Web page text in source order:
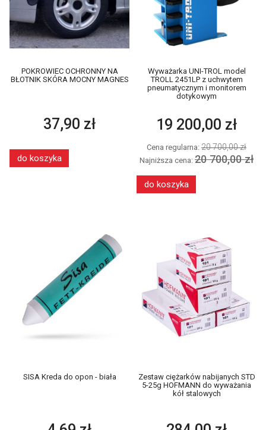
POKROWIEC OCHRONNY NA
BŁOTNIK SKÓRA MOCNY MAGNES
37,90 zł
do koszyka
Wyważarka UNI-TROL model
TROLL 2451LP z uchwytem
pneumatycznym i monitorem
dotykowym
19 200,00 zł
Cena regularna: 20 700,00 zł
Najniższa cena: 20 700,00 zł
do koszyka
SISA Kreda do opon - biała
Zestaw ciężarków nabijanych STD
5-25g HOFMANN do wyważania
kół stalowych